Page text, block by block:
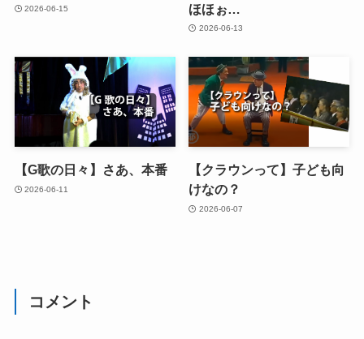
2026-06-15
ほほぉ…
2026-06-13
【G歌の日々】さあ、本番
2026-06-11
【クラウンって】子ども向
けなの？
2026-06-07
コメント